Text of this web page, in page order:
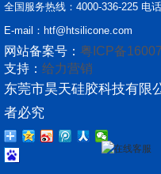
全国服务热线：4000-336-225 电
E-mail：htf@htsilicone.com
网站备案号： 粤ICP备
支持： 给力营销
东莞市昊天硅胶科技有限
者必究
在线客服